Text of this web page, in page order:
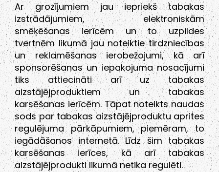
Ar grozījumiem jau iepriekš tabakas
izstrādājumiem, elektroniskām
smēķēšanas ierīcēm un to uzpildes
tvertnēm likumā jau noteiktie tirdzniecības
un reklamēšanas ierobežojumi, kā arī
sponsorēšanas un iepakojuma nosacījumi
tiks attiecināti arī uz tabakas
aizstājējproduktiem un tabakas
karsēšanas ierīcēm. Tāpat noteikts naudas
sods par tabakas aizstājējproduktu aprites
regulējuma pārkāpumiem, piemēram, to
iegādāšanos internetā. Līdz šim tabakas
karsēšanas ierīces, kā arī tabakas
aizstājējprodukti likumā netika regulēti.